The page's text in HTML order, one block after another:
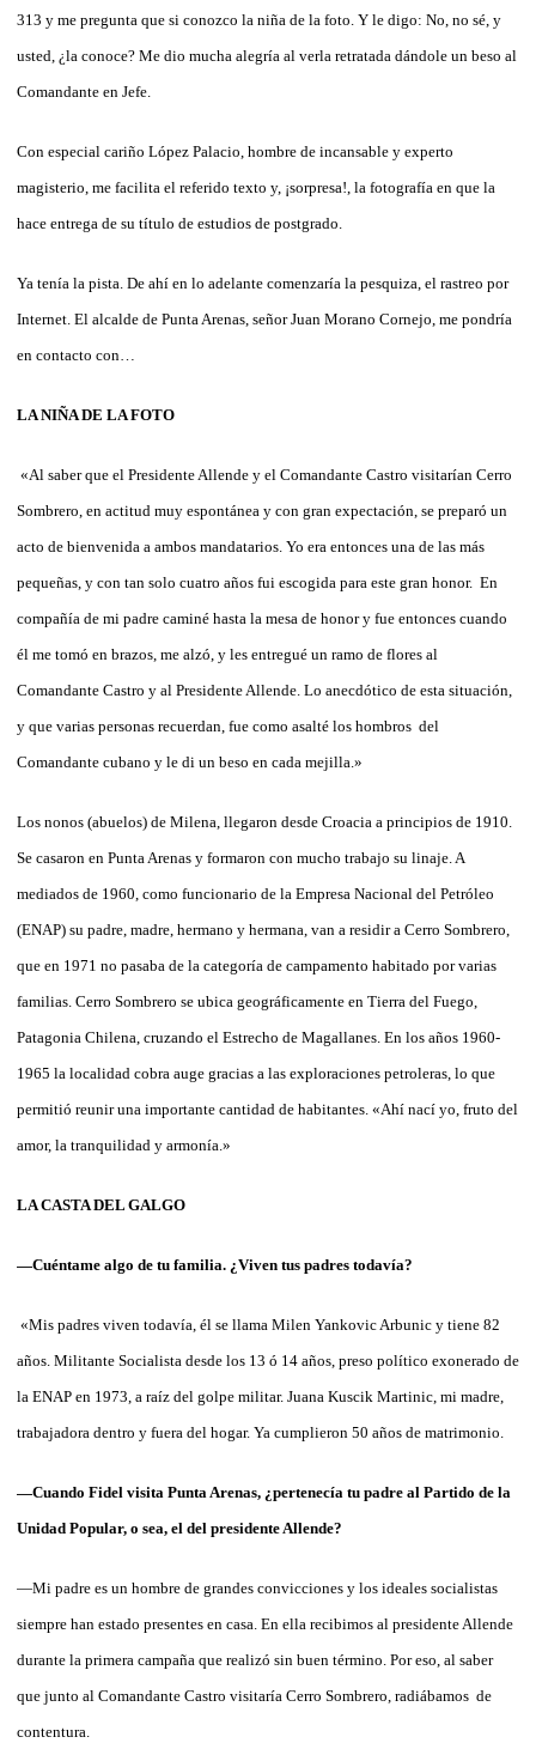
313 y me pregunta que si conozco la niña de la foto. Y le digo: No, no sé, y
usted, ¿la conoce? Me dio mucha alegría al verla retratada dándole un beso al
Comandante en Jefe.
Con especial cariño López Palacio, hombre de incansable y experto
magisterio, me facilita el referido texto y, ¡sorpresa!, la fotografía en que la
hace entrega de su título de estudios de postgrado.
Ya tenía la pista. De ahí en lo adelante comenzaría la pesquiza, el rastreo por
Internet. El alcalde de Punta Arenas, señor Juan Morano Cornejo, me pondría
en contacto con…
LA NIÑA DE LA FOTO
«Al saber que el Presidente Allende y el Comandante Castro visitarían Cerro
Sombrero, en actitud muy espontánea y con gran expectación, se preparó un
acto de bienvenida a ambos mandatarios. Yo era entonces una de las más
pequeñas, y con tan solo cuatro años fui escogida para este gran honor. En
compañía de mi padre caminé hasta la mesa de honor y fue entonces cuando
él me tomó en brazos, me alzó, y les entregué un ramo de flores al
Comandante Castro y al Presidente Allende. Lo anecdótico de esta situación,
y que varias personas recuerdan, fue como asalté los hombros del
Comandante cubano y le di un beso en cada mejilla.»
Los nonos (abuelos) de Milena, llegaron desde Croacia a principios de 1910.
Se casaron en Punta Arenas y formaron con mucho trabajo su linaje. A
mediados de 1960, como funcionario de la Empresa Nacional del Petróleo
(ENAP) su padre, madre, hermano y hermana, van a residir a Cerro Sombrero,
que en 1971 no pasaba de la categoría de campamento habitado por varias
familias. Cerro Sombrero se ubica geográficamente en Tierra del Fuego,
Patagonia Chilena, cruzando el Estrecho de Magallanes. En los años 1960-
1965 la localidad cobra auge gracias a las exploraciones petroleras, lo que
permitió reunir una importante cantidad de habitantes. «Ahí nací yo, fruto del
amor, la tranquilidad y armonía.»
LA CASTA DEL GALGO
—Cuéntame algo de tu familia. ¿Viven tus padres todavía?
«Mis padres viven todavía, él se llama Milen Yankovic Arbunic y tiene 82
años. Militante Socialista desde los 13 ó 14 años, preso político exonerado de
la ENAP en 1973, a raíz del golpe militar. Juana Kuscik Martinic, mi madre,
trabajadora dentro y fuera del hogar. Ya cumplieron 50 años de matrimonio.
—Cuando Fidel visita Punta Arenas, ¿pertenecía tu padre al Partido de la
Unidad Popular, o sea, el del presidente Allende?
—Mi padre es un hombre de grandes convicciones y los ideales socialistas
siempre han estado presentes en casa. En ella recibimos al presidente Allende
durante la primera campaña que realizó sin buen término. Por eso, al saber
que junto al Comandante Castro visitaría Cerro Sombrero, radiábamos de
contentura.